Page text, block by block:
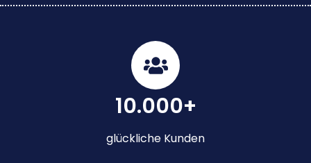
10.000+
glückliche Kunden